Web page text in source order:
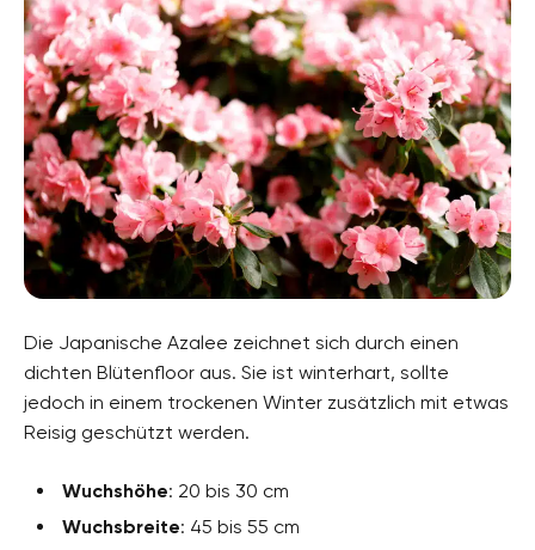
Die Japanische Azalee zeichnet sich durch einen
dichten Blütenfloor aus. Sie ist winterhart, sollte
jedoch in einem trockenen Winter zusätzlich mit etwas
Reisig geschützt werden.
Wuchshöhe: 20 bis 30 cm
Wuchsbreite: 45 bis 55 cm